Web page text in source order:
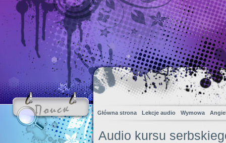
Główna strona Lekcje audio Wymowa
Audio kursu